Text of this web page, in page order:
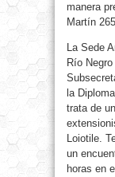
manera
Martín
La Sede
Río
la
trata de
Loiotile.
un
horas en